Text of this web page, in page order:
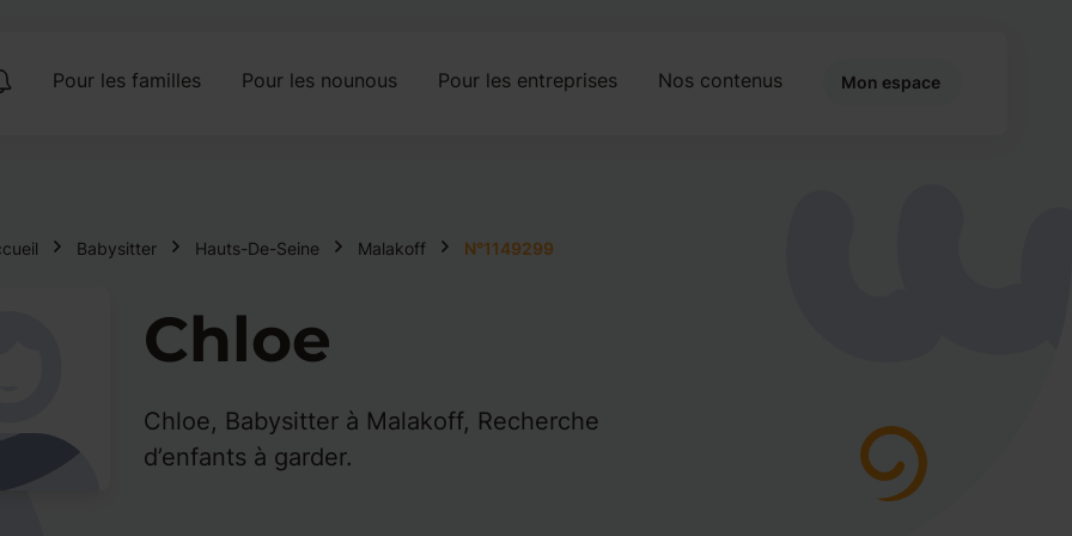
Pour les familles Pour les nounous Pour les entreprises Nos contenus Mon espace
Babysitter Hauts-De-Seine Malakoff N°1149299
Chloe
Chloe, Babysitter à Malakoff, Recherche
d’enfants à garder.